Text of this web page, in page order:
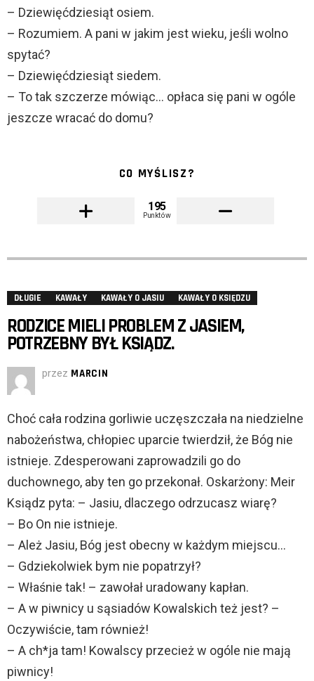
– Dziewięćdziesiąt osiem.
– Rozumiem. A pani w jakim jest wieku, jeśli wolno
spytać?
– Dziewięćdziesiąt siedem.
– To tak szczerze mówiąc… opłaca się pani w ogóle
jeszcze wracać do domu?
CO MYŚLISZ?
195
Punktów
DŁUGIE KAWAŁY KAWAŁY O JASIU KAWAŁY O KSIĘDZU
RODZICE MIELI PROBLEM Z JASIEM,
POTRZEBNY BYŁ KSIĄDZ.
przez MARCIN
Choć cała rodzina gorliwie uczęszczała na niedzielne
nabożeństwa, chłopiec uparcie twierdził, że Bóg nie
istnieje. Zdesperowani zaprowadzili go do
duchownego, aby ten go przekonał. Oskarżony: Meir
Ksiądz pyta: – Jasiu, dlaczego odrzucasz wiarę?
– Bo On nie istnieje.
– Ależ Jasiu, Bóg jest obecny w każdym miejscu…
– Gdziekolwiek bym nie popatrzył?
– Właśnie tak! – zawołał uradowany kapłan.
– A w piwnicy u sąsiadów Kowalskich też jest? –
Oczywiście, tam również!
– A ch*ja tam! Kowalscy przecież w ogóle nie mają
piwnicy!